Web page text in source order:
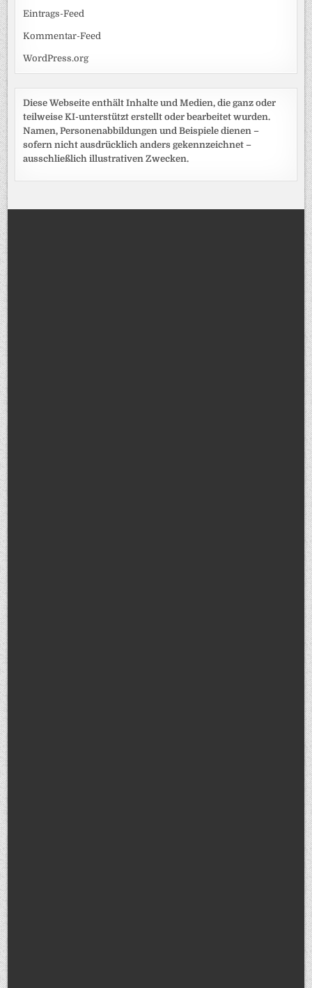
Eintrags-Feed
Kommentar-Feed
WordPress.org
Diese Webseite enthält Inhalte und Medien, die ganz oder
teilweise KI-unterstützt erstellt oder bearbeitet wurden.
Namen, Personenabbildungen und Beispiele dienen –
sofern nicht ausdrücklich anders gekennzeichnet –
ausschließlich illustrativen Zwecken.